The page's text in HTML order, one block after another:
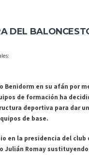
DEL
Benidorm en su afán por
de formación ha
deportiva para dar
de base.
en la presidencia del club
Julián Romay